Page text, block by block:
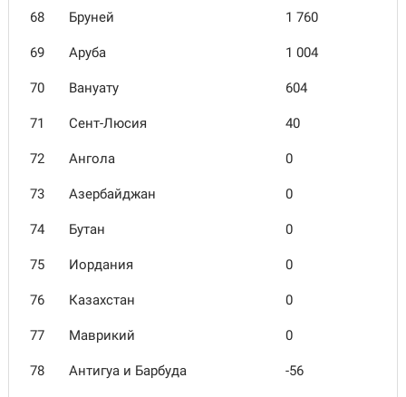
68 Бруней 1 760
69 Аруба 1 004
70 Вануату 604
71 Сент-Люсия 40
72 Ангола 0
73 Азербайджан 0
74 Бутан 0
75 Иордания 0
76 Казахстан 0
77 Маврикий 0
78 Антигуа и Барбуда -56